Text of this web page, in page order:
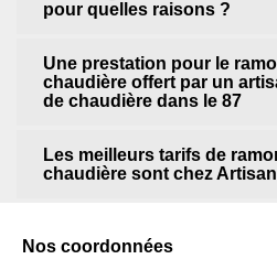
pour quelles raisons ?
Une prestation pour le
chaudière offert par un
de chaudière dans le 87
Les meilleurs tarifs de
chaudière sont chez
Nos coordonnées